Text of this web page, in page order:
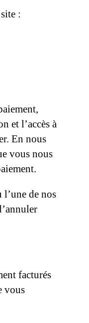
:
et l’accès à
En nous
vous nous
de nos
facturés
vous